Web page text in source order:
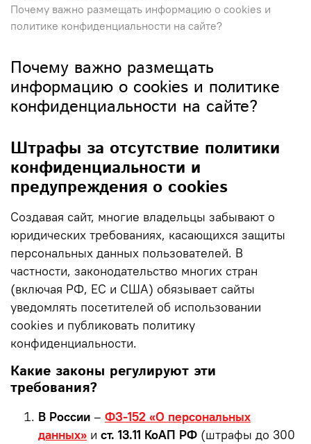
Почему важно размещать информацию о cookies и
политике конфиденциальности на сайте?
Почему важно размещать
информацию о cookies и политике
конфиденциальности на сайте?
Штрафы за отсутствие политики
конфиденциальности и
предупреждения о cookies
Создавая сайт, многие владельцы забывают о
юридических требованиях, касающихся защиты
персональных данных пользователей. В
частности, законодательство многих стран
(включая РФ, ЕС и США) обязывает сайты
уведомлять посетителей об использовании
cookies и публиковать политику
конфиденциальности.
Какие законы регулируют эти
требования?
В России – ФЗ-152 «О персональных
данных» и ст. 13.11 КоАП РФ (штрафы до 300